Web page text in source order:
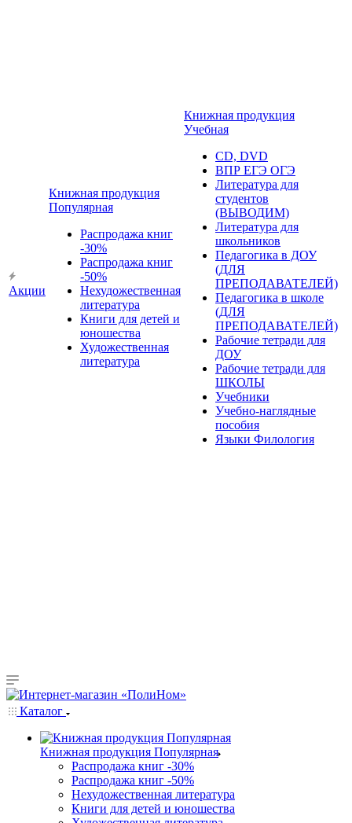
Акции
Книжная продукция
Популярная
Распродажа книг
-30%
Распродажа книг
-50%
Нехудожественная
литература
Книги для детей и
юношества
Художественная
литература
Книжная продукция
Учебная
CD, DVD
ВПР ЕГЭ ОГЭ
Литература для
студентов
(ВЫВОДИМ)
Литература для
школьников
Педагогика в ДОУ
(ДЛЯ
ПРЕПОДАВАТЕЛЕЙ)
Педагогика в школе
(ДЛЯ
ПРЕПОДАВАТЕЛЕЙ)
Рабочие тетради для
ДОУ
Рабочие тетради для
ШКОЛЫ
Учебники
Учебно-наглядные
пособия
Языки Филология
Каталог
Книжная продукция Популярная
Распродажа книг -30%
Распродажа книг -50%
Нехудожественная литература
Книги для детей и юношества